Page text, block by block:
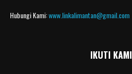
Hubungi Kami:www.linkalimantan@gmail.com
IKUTI KAMI